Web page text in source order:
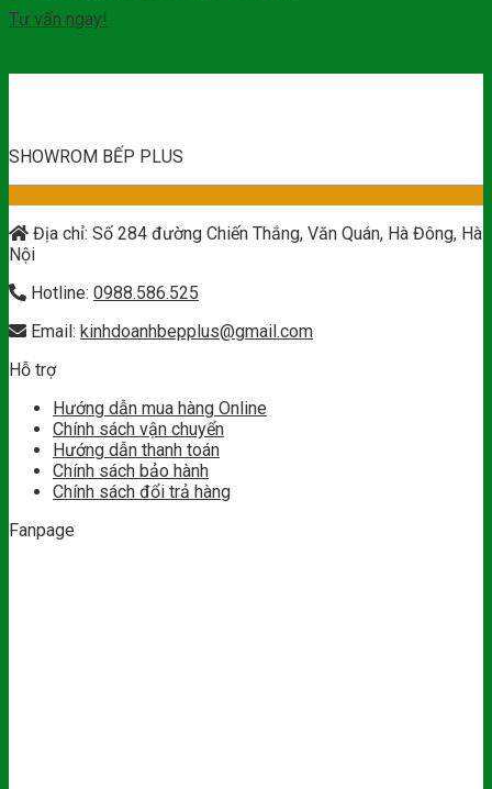
Tư vấn ngay!
SHOWROM BẾP PLUS
Địa chỉ: Số 284 đường Chiến Thắng, Văn Quán, Hà Đông, Hà
Nội
Hotline: 0988.586.525
Email: kinhdoanhbepplus@gmail.com
Hỗ trợ
Hướng dẫn mua hàng Online
Chính sách vận chuyển
Hướng dẫn thanh toán
Chính sách bảo hành
Chính sách đổi trả hàng
Fanpage